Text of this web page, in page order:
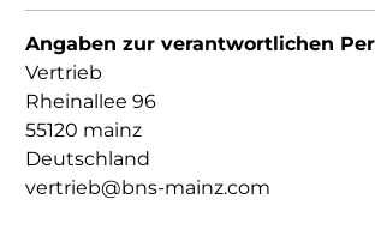
Angaben zur verantwortlichen
Vertrieb
Rheinallee 96
55120 mainz
Deutschland
vertrieb@bns-mainz.com